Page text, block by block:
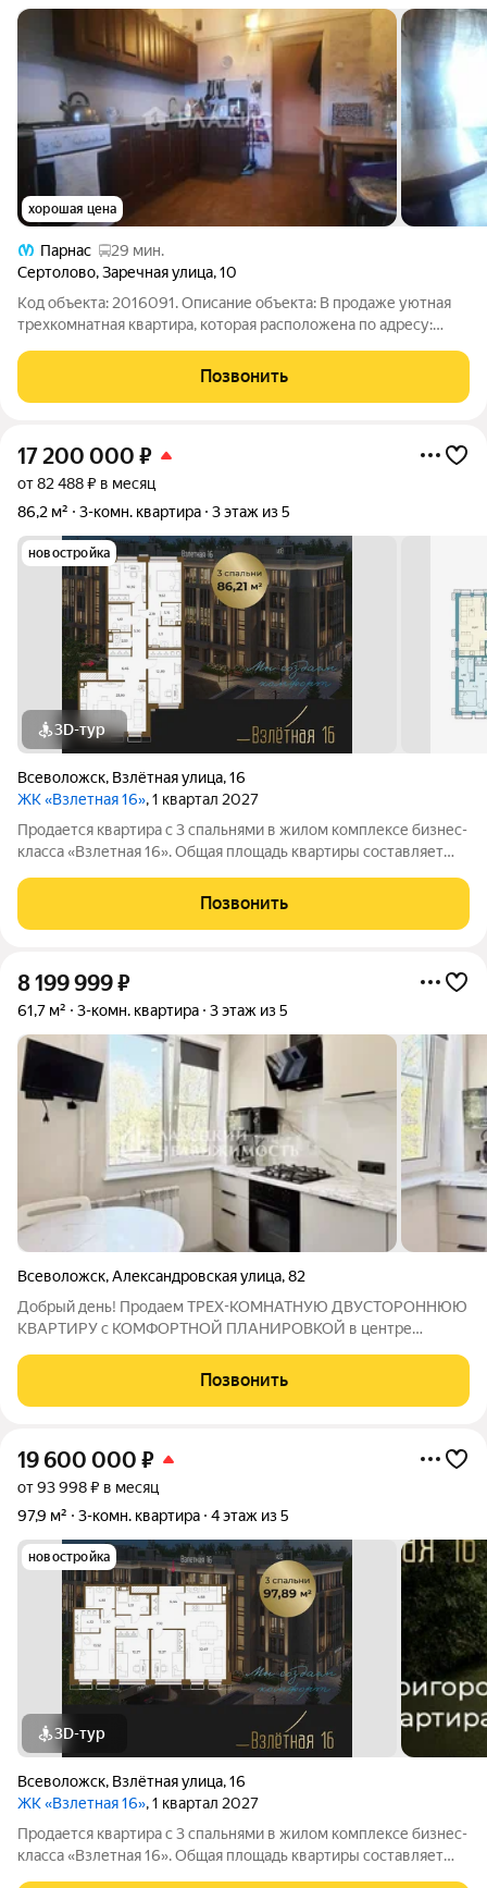
хорошая цена
Парнас
29 мин.
Сертолово,Заречная улица,10
Код объекта: 2016091. Описание объекта: В продаже уютная
трехкомнатная квартира, которая расположена по адресу:
ул.Заречная д.10. Это панельный шестиэтажный дом 2000 года
постройки с центральным
Позвонить
17 200 000 ₽
от 82 488 ₽ в месяц
86,2 м²
3-комн. квартира 3 этаж из 5
новостройка
3D-тур
Всеволожск, Взлётная улица,16
ЖК «Взлетная 16», 1 квартал 2027
Продается квартира с 3 спальнями в жилом комплексе бизнес-
класса «Взлетная 16». Общая площадь квартиры составляет
кухню-гостиную с тремя окнами. Мастер спальня площадью 12
м2 со своим сан. узлом и
Позвонить
8 199 999₽
61,7 м² 3-комн. квартира 3 этаж из 5
Всеволожск,Александровская улица,82
Добрый день! Продаем ТРЕХ-КОМНАТНУЮ ДВУСТОРОННЮЮ
КВАРТИРУ с КОМФОРТНОЙ ПЛАНИРОВКОЙ в центре
квартиры указана БЕЗ УЧЕТА вместительного балкона. А
теперь, к объявлению. ! Продажа БЕЗ КОМИССИИ !
Позвонить
19 600 000 ₽
от 93 998 ₽ в месяц
97,9 м²
3-комн. квартира 4 этаж из 5
новостройка
3D-тур
Всеволожск, Взлётная улица,16
ЖК «Взлетная 16», 1 квартал 2027
Продается квартира с 3 спальнями в жилом комплексе бизнес-
класса «Взлетная 16». Общая площадь квартиры составляет